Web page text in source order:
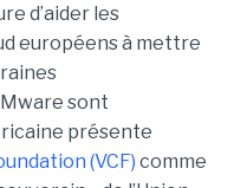
d’aider les
européens à mettre
sont
présente
(VCF) comme